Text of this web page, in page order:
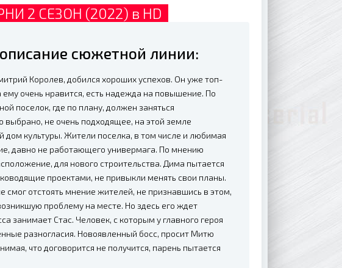
2 СЕЗОН (2022) в HD
сюжетной линии:
Королев, добился хороших успехов. Он уже топ-
очень нравится, есть надежда на повышение. По
поселок, где по плану, должен заняться
выбрано, не очень подходящее, на этой земле
культуры. Жители поселка, в том числе и любимая
давно не работающего универмага. По мнению
для нового строительства. Дима пытается
проектами, не привыкли менять свои планы.
смог отстоять мнение жителей, не признавшись в этом,
проблему на месте. Но здесь его ждет
занимает Стас. Человек, с которым у главного героя
разногласия. Новоявленный босс, просит Митю
что договорится не получится, парень пытается